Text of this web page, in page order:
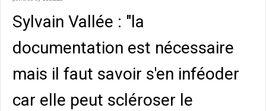
Sylvain Vallée : "la
documentation est nécessaire
mais il faut savoir s'en inféoder
car elle peut scléroser le